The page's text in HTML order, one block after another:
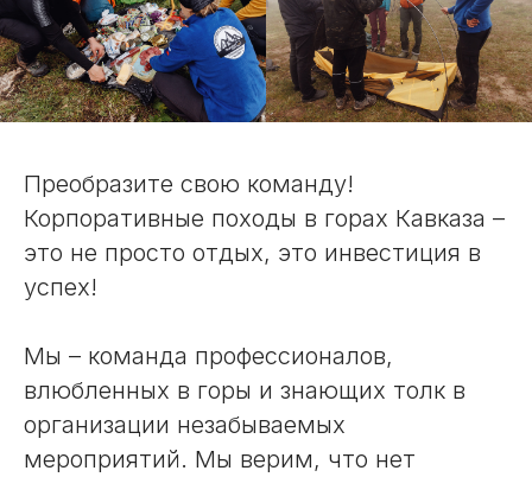
Преобразите свою команду!
Корпоративные походы в горах Кавказа –
это не просто отдых, это инвестиция в
успех!
Мы – команда профессионалов,
влюбленных в горы и знающих толк в
организации незабываемых
мероприятий. Мы верим, что нет